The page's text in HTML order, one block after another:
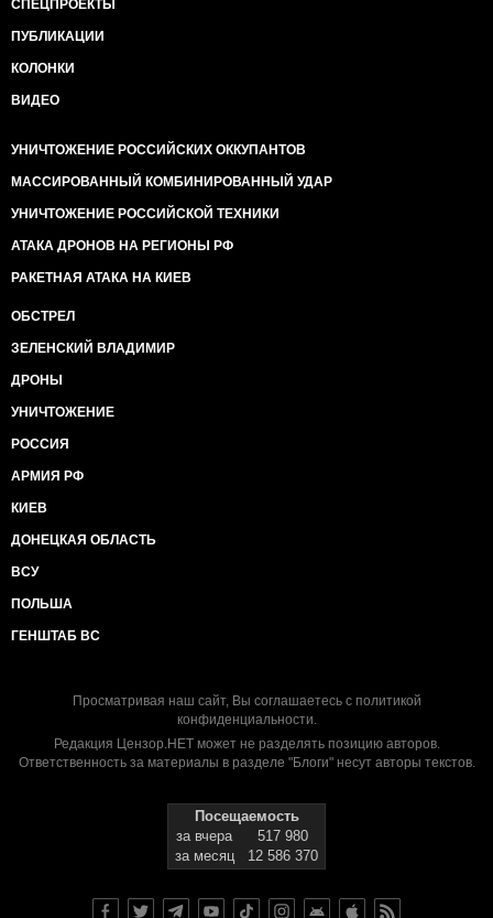
СПЕЦПРОЕКТЫ
ПУБЛИКАЦИИ
КОЛОНКИ
ВИДЕО
УНИЧТОЖЕНИЕ РОССИЙСКИХ ОККУПАНТОВ
МАССИРОВАННЫЙ КОМБИНИРОВАННЫЙ УДАР
УНИЧТОЖЕНИЕ РОССИЙСКОЙ ТЕХНИКИ
АТАКА ДРОНОВ НА РЕГИОНЫ РФ
РАКЕТНАЯ АТАКА НА КИЕВ
ОБСТРЕЛ
ЗЕЛЕНСКИЙ ВЛАДИМИР
ДРОНЫ
УНИЧТОЖЕНИЕ
РОССИЯ
АРМИЯ РФ
КИЕВ
ДОНЕЦКАЯ ОБЛАСТЬ
ВСУ
ПОЛЬША
ГЕНШТАБ ВС
Просматривая наш сайт, Вы соглашаетесь с политикой
конфиденциальности.
Редакция Цензор.НЕТ может не разделять позицию авторов.
Ответственность за материалы в разделе "Блоги" несут авторы текстов.
Посещаемость
за вчера
517 980
за месяц
12 586 370